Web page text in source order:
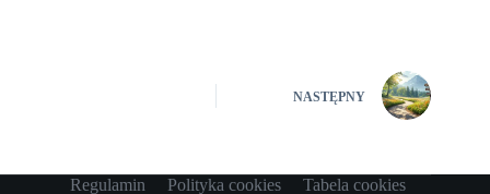
NASTĘPNY
Regulamin Polityka cookies Tabela cookies